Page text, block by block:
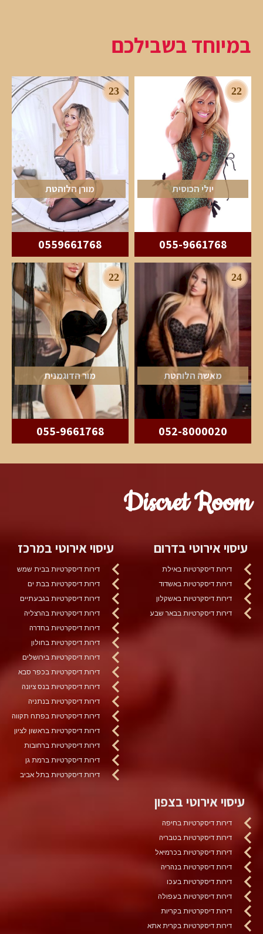
במיוחד בשבילכם
22
יולי הכוסית
055-9661768
23
מורן הלוהטת
0559661768
24
מאשה הלוהטת
052-8000020
22
מור הדוגמנית
055-9661768
Discret Room
עיסוי אירוטי בדרום
דירות דיסקרטיות באילת
דירות דיסקרטיות באשדוד
דירות דיסקרטיות באשקלון
דירות דיסקרטיות בבאר שבע
עיסוי אירוטי במרכז
דירות דיסקרטיות בבית שמש
דירות דיסקרטיות בבת ים
דירות דיסקרטיות בגבעתיים
דירות דיסקרטיות בהרצליה
דירות דיסקרטיות בחדרה
דירות דיסקרטיות בחולון
דירות דיסקרטיות בירושלים
דירות דיסקרטיות בכפר סבא
דירות דיסקרטיות בנס ציונה
דירות דיסקרטיות בנתניה
דירות דיסקרטיות בפתח תקווה
דירות דיסקרטיות בראשון לציון
דירות דיסקרטיות ברחובות
דירות דיסקרטיות ברמת גן
דירות דיסקרטיות בתל אביב
עיסוי אירוטי בצפון
דירות דיסקרטיות בחיפה
דירות דיסקרטיות בטבריה
דירות דיסקרטיות בכרמיאל
דירות דיסקרטיות בנהריה
דירות דיסקרטיות בעכו
דירות דיסקרטיות בעפולה
דירות דיסקרטיות בקריות
דירות דיסקרטיות בקרית אתא